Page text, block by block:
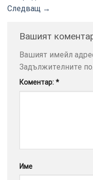
Следващ →
Вашият
Вашият имейл
Задължителните
Коментар: *
Име
ТОЗИ
САЙТ
БИСКВИТКИ.